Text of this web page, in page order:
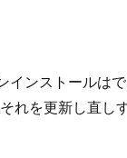
ンストールはで
れを更新し直し